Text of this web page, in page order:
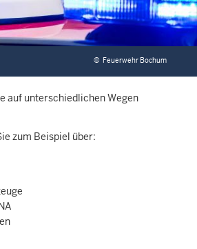
© Feuerwehr Bochum
auf unterschiedlichen Wegen
zum Beispiel über: